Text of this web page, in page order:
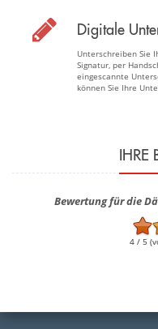
Digitale
Unterschreiben Sie
Signatur, per
eingescannte
können Sie Ihre
IHRE
Bewertung für die
4 / 5